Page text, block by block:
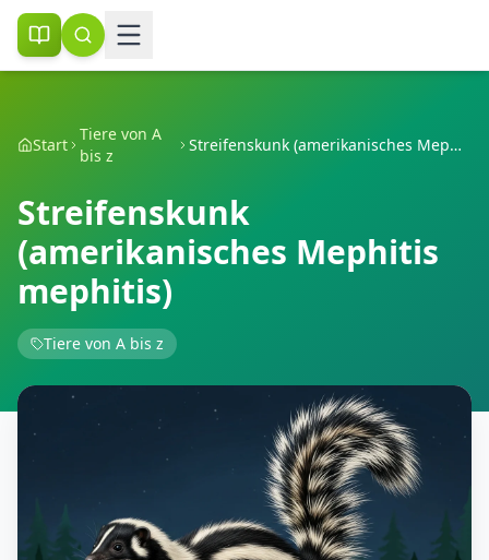
Start
Tiere von A
bis z
Streifenskunk (amerikanisches Mephitis mephitis)
Streifenskunk
(amerikanisches Mephitis
mephitis)
Tiere von A bis z